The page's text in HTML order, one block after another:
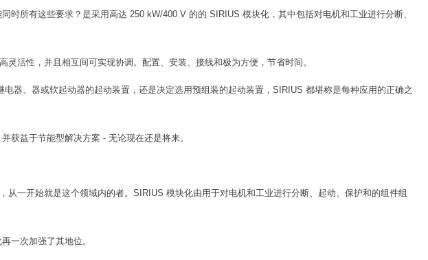
时所有这些要求？是采用高达 250 kW/400 V 的的 SIRIUS 模块化，其中包括对电机和工业进行分断、
活性，并且相互间可实现协调。配置、安装、接线和极为方便，节省时间。
器、器或软起动器的起动装置，还是决定选用预组装的起动装置，SIRIUS 都堪称是每种应用的正确之
获益于节能型解决方案 - 无论现在还是将来。
从一开始就是这个领域内的者。SIRIUS 模块化由用于对电机和工业进行分断、起动、保护和的组件组
一次加强了其地位。